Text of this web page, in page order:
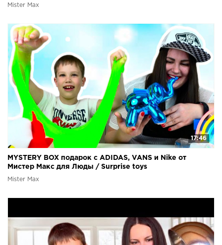
Mister Max
17:46
MYSTERY BOX подарок с ADIDAS, VANS и Nike от
Мистер Макс для Люды / Surprise toys
Mister Max